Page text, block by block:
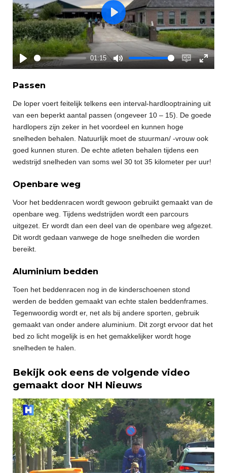
P
y
01:15
M
e
E
b
l
c
a
p
E
e
r
u
l
P
a
y
Passen
De loper voert feitelijk telkens een interval-hardlooptraining uit
van een beperkt aantal passen (ongeveer 10 – 15). De goede
hardlopers zijn zeker in het voordeel en kunnen hoge
snelheden behalen. Natuurlijk moet de stuurman/ -vrouw ook
goed kunnen sturen. De echte atleten behalen tijdens een
wedstrijd snelheden van soms wel 30 tot 35 kilometer per uur!
Openbare weg
Voor het beddenracen wordt gewoon gebruikt gemaakt van de
openbare weg. Tijdens wedstrijden wordt een parcours
uitgezet. Er wordt dan een deel van de openbare weg afgezet.
Dit wordt gedaan vanwege de hoge snelheden die worden
bereikt.
Aluminium bedden
Toen het beddenracen nog in de kinderschoenen stond
werden de bedden gemaakt van echte stalen beddenframes.
Tegenwoordig wordt er, net als bij andere sporten, gebruik
gemaakt van onder andere aluminium. Dit zorgt ervoor dat het
bed zo licht mogelijk is en het gemakkelijker wordt hoge
snelheden te halen.
Bekijk ook eens de volgende video
gemaakt door NH Nieuws